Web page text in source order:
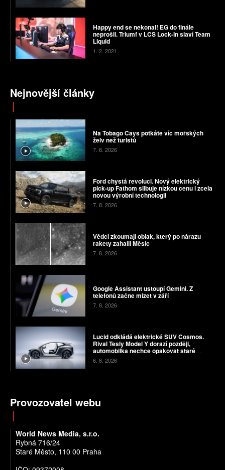
Happy end se nekonal! EG do finále
neprošli. Triumf v LCS Lock-In slaví Team
Liquid
1. 2. 2021
Nejnovější články
Na Tobago Cays potkáte víc mořských
želv než turistů
7. 8. 2026
Ford chystá revoluci. Nový elektrický
pick-up Fathom slibuje nízkou cenu i zcela
novou výrobní technologii
7. 8. 2026
Vědci zkoumají oblak, který po nárazu
rakety zahalil Měsíc
7. 8. 2026
Google Assistant ustoupí Gemini. Z
telefonů začne mizet v září
7. 8. 2026
Lucid odkládá elektrické SUV Cosmos.
Rival Tesly Model Y dorazí později,
automobilka nechce opakovat staré
chyby
6. 8. 2026
Provozovatel webu
World News Media, s.r.o.
Rybná 716/24
Staré Město, 110 00 Praha